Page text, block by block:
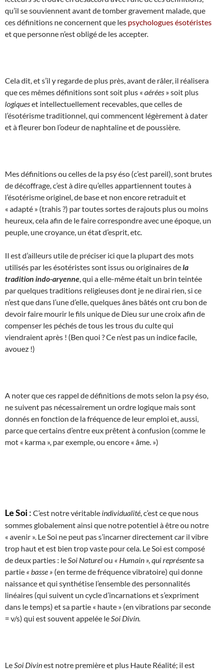
qu’il se souviennent avant de tomber gravement malade, que
ces définitions ne concernent que les psychologues ésotéristes
et que personne n’est obligé de les accepter.
Cela dit, et s’il y regarde de plus près, avant de râler, il réalisera
que ces mêmes définitions sont soit plus « aérées » soit plus
logiqueset intellectuellement recevables, que celles de
l’ésotérisme traditionnel, qui commencent légèrement à dater
et à fleurer bon l’odeur de naphtaline et de poussière.
Mes définitions ou celles de la psy éso (c’est pareil), sont brutes
de décoffrage, c’est à dire qu’elles appartiennent toutes à
l’ésotérisme originel, de base et non encore retraduit et
« adapté » (trahis ?) par toutes sortes de rajouts plus ou moins
heureux, cela afin de le faire correspondre avec une époque, un
peuple, une croyance, un état d’esprit, etc.
Il est d’ailleurs utile de préciser ici que la plupart des mots
utilisés par les ésotéristes sont issus ou originaires dela
tradition indo-aryenne , qui a elle-même était un brin teintée
par quelques traditions religieuses dont je ne dirai rien, si ce
n’est que dans l’une d’elle, quelques ânes bâtés ont cru bon de
devoir faire mourir le fils unique de Dieu sur une croix afin de
compenser les péchés de tous les trous du culte qui
viendraient après ! (Ben quoi ? Ce n’est pas un indice facile,
avouez !)
A noter que ces rappel de définitions de mots selon la psy éso,
ne suivent pas nécessairement un ordre logique mais sont
donnés en fonction de la fréquence de leur emploi et, aussi,
parce que certains d’entre eux prêtent à confusion (comme le
mot « karma », par exemple, ou encore « âme. »)
Le Soi : C’est notre véritable individualité , c’est ce que nous
sommes globalement ainsi que notre potentiel à être ou notre
« avenir ». Le Soi ne peut pas s’incarner directement car il vibre
trop haut et est bien trop vaste pour cela. Le Soi est composé
de deux parties : le Soi Naturelou « Humain », qui représentesa
partie « basse » (en terme de fréquence vibratoire) qui donne
naissance et qui synthétise l’ensemble des personnalités
linéaires (qui suivent un cycle d’incarnations et s’expriment
dans le temps) et sa partie « haute » (en vibrations par seconde
= v/s) qui est souvent appelée le Soi Divin.
Le Soi Divinest notre première et plus Haute Réalité; il est